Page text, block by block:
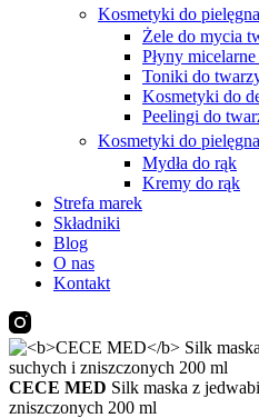
Kosmetyki do
Żele do mycia
Płyny
Toniki do
Kosmetyki do
Peelingi do
Kosmetyki do
Mydła do rąk
Kremy do rąk
Strefa marek
Składniki
Blog
O nas
Kontakt
CECE MED Silk maska z
zniszczonych 200 ml